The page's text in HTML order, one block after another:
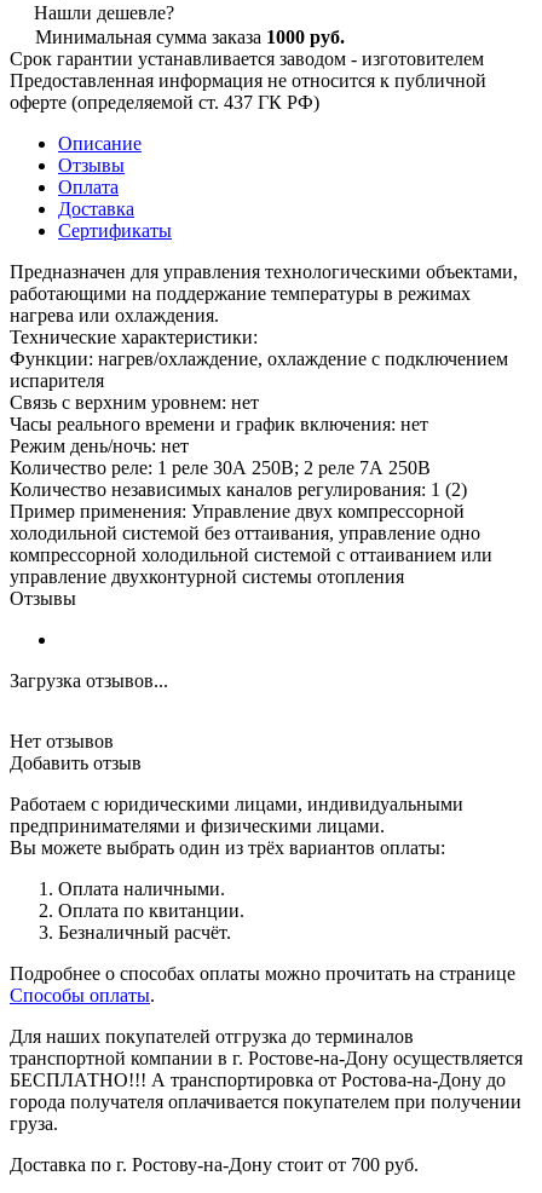
Нашли дешевле?
Минимальная сумма заказа 1000 руб.
Срок гарантии устанавливается заводом - изготовителем
Предоставленная информация не относится к публичной
оферте (определяемой ст. 437 ГК РФ)
Описание
Отзывы
Оплата
Доставка
Сертификаты
Предназначен для управления технологическими объектами,
работающими на поддержание температуры в режимах
нагрева или охлаждения.
Технические характеристики:
Функции: нагрев/охлаждение, охлаждение с подключением
испарителя
Связь с верхним уровнем: нет
Часы реального времени и график включения: нет
Режим день/ночь: нет
Количество реле: 1 реле 30А 250В; 2 реле 7А 250В
Количество независимых каналов регулирования: 1 (2)
Пример применения: Управление двух компрессорной
холодильной системой без оттаивания, управление одно
компрессорной холодильной системой с оттаиванием или
управление двухконтурной системы отопления
Отзывы
Загрузка отзывов...
Нет отзывов
Добавить отзыв
Работаем с юридическими лицами, индивидуальными
предпринимателями и физическими лицами.
Вы можете выбрать один из трёх вариантов оплаты:
Оплата наличными.
Оплата по квитанции.
Безналичный расчёт.
Подробнее о способах оплаты можно прочитать на странице
Способы оплаты.
Для наших покупателей отгрузка до терминалов
транспортной компании в г. Ростове-на-Дону осуществляется
БЕСПЛАТНО!!! А транспортировка от Ростова-на-Дону до
города получателя оплачивается покупателем при получении
груза.
Доставка по г. Ростову-на-Дону стоит от 700 руб.